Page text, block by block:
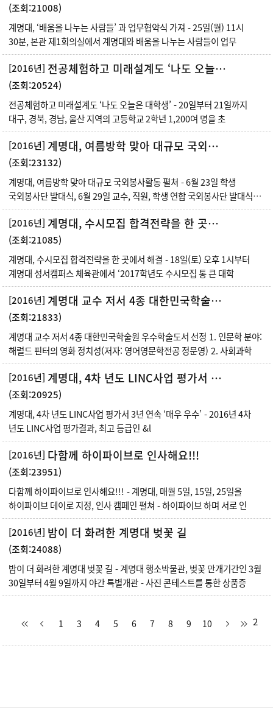
(조회:21008)
계명대, ‘배움을 나누는 사람들’ 과 업무협약식 가져 - 25일(월) 11시
30분, 본관 제1회의실에서 계명대와 배움을 나누는 사람들이 업무
[2016년] 전공체험하고 미래설계도 ‘나도 오늘은 대학생’
(조회:20524)
전공체험하고 미래설계도 ‘나도 오늘은 대학생’ - 20일부터 21일까지
대구, 경북, 경남, 울산 지역의 고등학교 2학년 1,200여 명을 초
[2016년] 계명대, 여름방학 맞아 대규모 국외봉사활동 펼쳐
(조회:23132)
계명대, 여름방학 맞아 대규모 국외봉사활동 펼쳐 - 6월 23일 학생
국외봉사단 발대식, 6월 29일 교수, 직원, 학생 연합 국외봉사단 발대식
가져
[2016년]
계명대, 수시모집 합격전략을 한 곳에서 해결
(조회:21085)
계명대, 수시모집 합격전략을 한 곳에서 해결 - 18일(토) 오후 1시부터
계명대 성서캠퍼스 체육관에서 ‘2017학년도 수시모집 통 큰 대학
[2016년] 계명대 교수 저서 4종 대한민국학술원 우수학술도서 선정
(조회:21833)
계명대 교수 저서 4종 대한민국학술원 우수학술도서 선정 1. 인문학 분야:
해럴드 핀터의 영화 정치성(저자: 영어영문학전공 정문영) 2. 사회과학
[2016년] 계명대, 4차 년도 LINC사업 평가서 3년 연속 ‘매우 우수’
(조회:20925)
계명대, 4차 년도 LINC사업 평가서 3년 연속 ‘매우 우수’ - 2016년 4차
년도 LINC사업 평가결과, 최고 등급인 &l
[2016년] 다함께 하이파이브로 인사해요!!!
(조회:23951)
다함께 하이파이브로 인사해요!!! - 계명대, 매월 5일, 15일, 25일을
하이파이브 데이로 지정, 인사 캠페인 펼쳐 - 하이파이브 하며 서로 인
[2016년] 밤이 더 화려한 계명대 벚꽃 길
(조회:24088)
밤이 더 화려한 계명대 벚꽃 길 - 계명대 행소박물관, 벚꽃 만개기간인 3월
30일부터 4월 9일까지 야간 특별개관 - 사진 콘테스트를 통한 상품증
1 2
3 4 5 6 7 8 9 10